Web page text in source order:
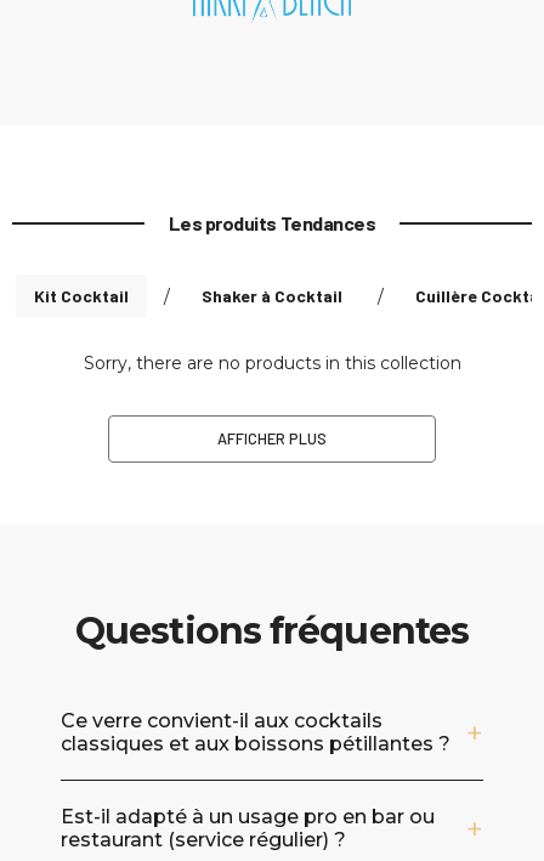
Les produits Tendances
Kit Cocktail / Shaker à Cocktail / Cuillère
Sorry, there are no products in this collection
AFFICHER PLUS
Questions fréquentes
Ce verre convient-il aux cocktails
classiques et aux boissons pétillantes ?
à une grande variété de cocktails, d’apéritifs
et de boissons mousseuses. Sa forme met en
Est-il adapté à un usage pro en bar ou
restaurant (service régulier) ?